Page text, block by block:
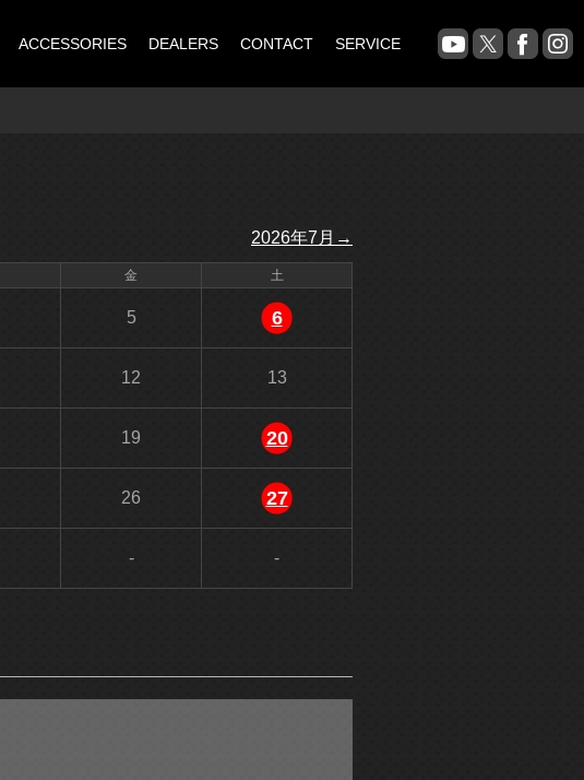
ACCESSORIES DEALERS CONTACT SERVICE
2026年7月→
金 土
5 6
12 13
19 20
26 27
- -